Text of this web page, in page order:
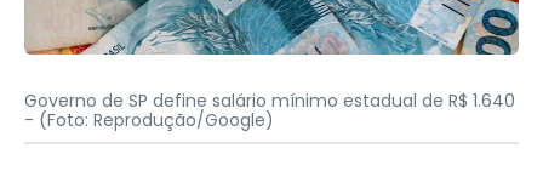
Governo de SP define salário mínimo estadual de R$ 1.640
- (Foto: Reprodução/Google)